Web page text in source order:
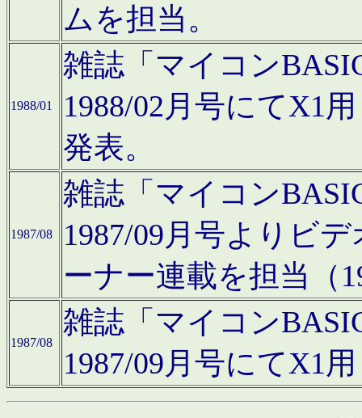
ムを担当。
1988/01
雑誌「マイコン
1988/02月号にてX1
発表。
1987/08
雑誌「マイコン
1987/09月号よりビ
ーナー連載を担当（
1987/08
雑誌「マイコン
1987/09月号にてX1